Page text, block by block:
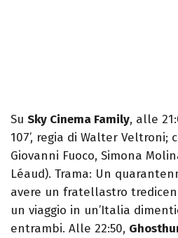
Su Sky Cinema Family, alle
107’, regia di Walter Veltroni;
Giovanni Fuoco, Simona
Léaud). Trama: Un
avere un fratellastro
un viaggio in un’Italia
entrambi. Alle 22:50,